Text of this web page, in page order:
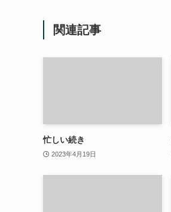
関連記事
忙しい続き
2023年4月19日